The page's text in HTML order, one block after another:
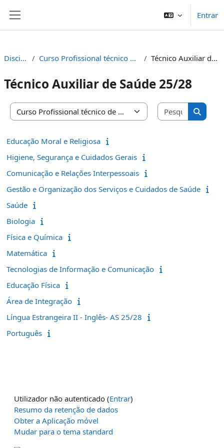
Entrar
Disciplinas Curso Profissional técnico de Auxiliar de saúde Técnico Auxiliar de Saúde 25/28
Técnico Auxiliar de Saúde 25/28
Categorias de disciplinas
Educação Moral e Religiosa
Higiene, Segurança e Cuidados Gerais
Comunicação e Relações Interpessoais
Gestão e Organização dos Serviços e Cuidados de Saúde
Saúde
Biologia
Física e Química
Matemática
Tecnologias de Informação e Comunicação
Educação Física
Área de Integração
Língua Estrangeira II - Inglês- AS 25/28
Português
Utilizador não autenticado (Entrar)
Resumo da retenção de dados
Obter a Aplicação móvel
Mudar para o tema standard